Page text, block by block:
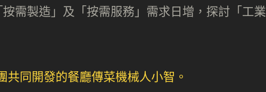
需製造」及「按需服務」需求日增，探討「工業